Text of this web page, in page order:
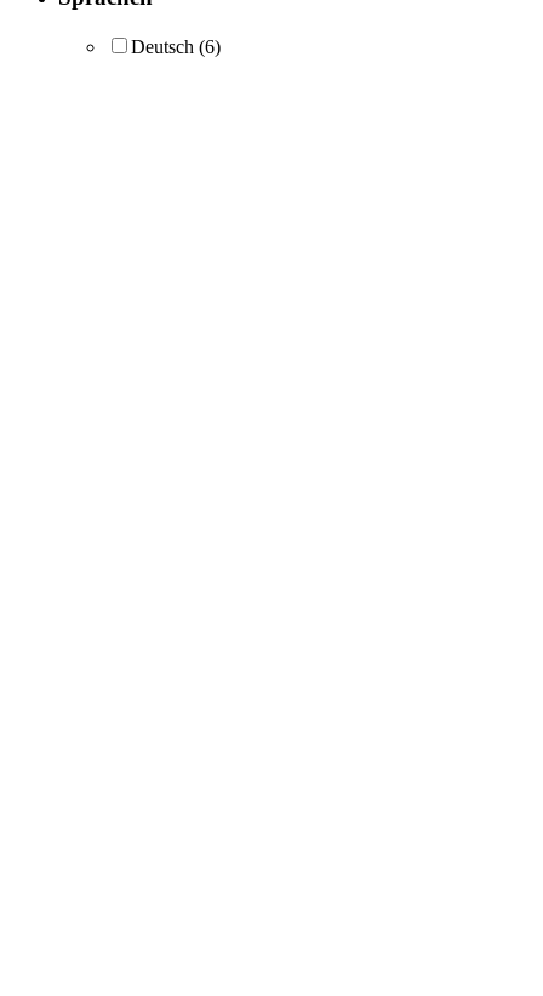
Deutsch (6)